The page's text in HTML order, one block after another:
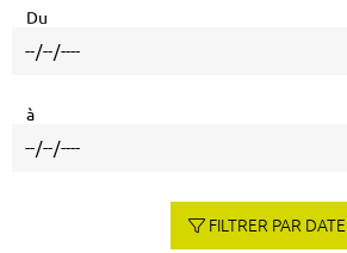
Du
à
FILTRER PAR DATE